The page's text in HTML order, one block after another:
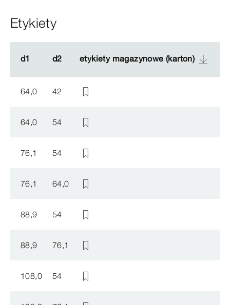
Etykiety
d1 d2 etykiety magazynowe (karton)
d1 d2 etykiety magazynowe (karton)
64,0 42
64,0 54
76,1 54
76,1 64,0
88,9 54
88,9 76,1
108,0 54